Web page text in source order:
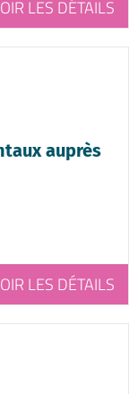
LES DÉTAILS
auprès
LES DÉTAILS